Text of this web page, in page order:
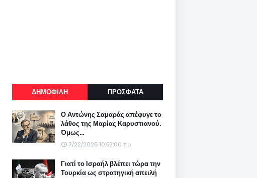
ΔΗΜΟΦΙΛΗ ΠΡΟΣΦΑΤΑ
Ο Αντώνης Σαμαράς απέφυγε το
λάθος της Μαρίας Καρυστιανού.
Όμως...
7/22/2026 10:52:00 π.μ.
Γιατί το Ισραήλ βλέπει τώρα την
Τουρκία ως στρατηγική απειλή